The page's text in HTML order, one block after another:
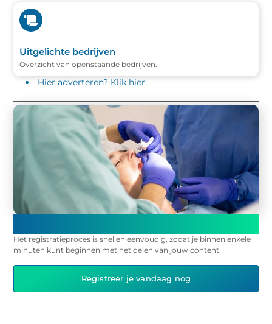
Uitgelichte bedrijven
Overzicht van openstaande bedrijven.
Hier adverteren? Klik hier
Het registratieproces is snel en eenvoudig, zodat je binnen enkele
minuten kunt beginnen met het delen van jouw content.
Registreer je vandaag nog